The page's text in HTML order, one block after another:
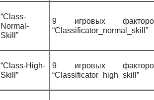
“Class-
Normal-
Skill”
9 игровых
“Classificator_normal_skill”
“Class-High-
Skill”
9 игровых
“Classificator_high_skill”